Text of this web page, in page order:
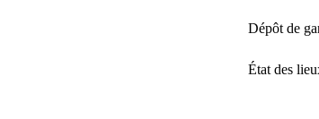
Dépôt de
État des